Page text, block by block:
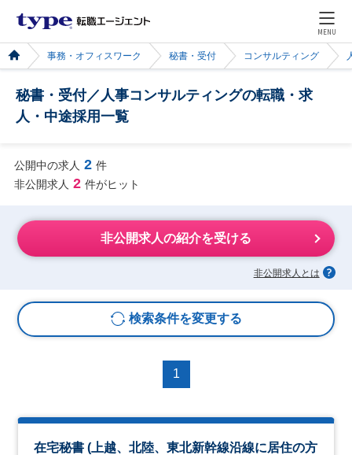
MENU
事務・オフィスワーク 秘書・受付 コンサルティング
秘書・受付／人事コンサルティングの転職・求
人・中途採用一覧
公開中の求人 2 件
非公開求人 2 件がヒット
非公開求人の紹介を受ける
非公開求人とは
検索条件を変更する
1
在宅秘書 (上越、北陸、東北新幹線沿線に居住の方